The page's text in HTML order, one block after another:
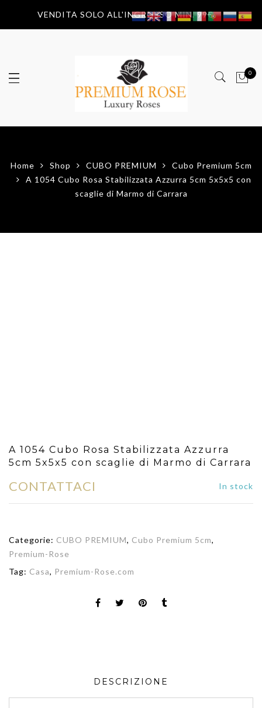
VENDITA SOLO ALL'INGROSSO MIN. 99€
0
Home Shop CUBO PREMIUM
Cubo Premium 5cm
A 1054 Cubo Rosa Stabilizzata Azzurra 5cm 5x5x5 con
scaglie di Marmo di Carrara
A 1054 Cubo Rosa Stabilizzata Azzurra
5cm 5x5x5 con scaglie di Marmo di Carrara
CONTATTACI In stock
Categorie: CUBO PREMIUM, Cubo Premium 5cm,
Premium-Rose
Tag: Casa, Premium-Rose.com
DESCRIZIONE